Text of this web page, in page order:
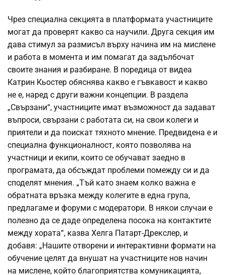
Чрез специална секцията в платформата участниците
могат да проверят какво са научили. Друга секция им
дава стимул за размисъл върху начина им на мислене
и работа в момента и им помагат да задълбочат
своите знания и разбиране. В поредица от видеа
Катрин Кьостер обяснява какво е гъвкавост и какво
не е, наред с други важни концепции. В раздела
„Свързани“, участниците имат възможност да задават
въпроси, свързани с работата си, на свои колеги и
приятели и да поискат тяхното мнение. Предвидена е и
специална функционалност, която позволява на
участници и екипи, които се обучават заедно в
програмата, да обсъждат проблеми помежду си и да
споделят мнения. „Тъй като знаем колко важна е
обратната връзка между колегите в една група,
предлагаме и форуми с модератори. В някои случаи е
полезно да се даде определена посока на контактите
между хората“, казва Хелга Патарт-Дрекслер, и
добавя: „Нашите отворени и интерактивни формати на
обучение целят да внушат на участниците нов начин
на мислене, който благоприятства комуникацията,